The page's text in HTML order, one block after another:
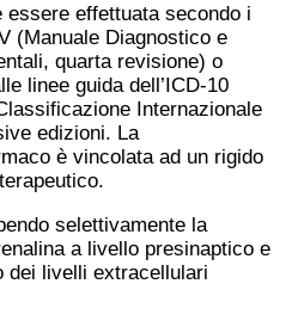
essere effettuata secondo i
(Manuale Diagnostico e
quarta revisione) o
linee guida dell’ICD-10
Internazionale
edizioni. La
è vincolata ad un rigido
selettivamente la
a livello presinaptico e
dei livelli extracellulari